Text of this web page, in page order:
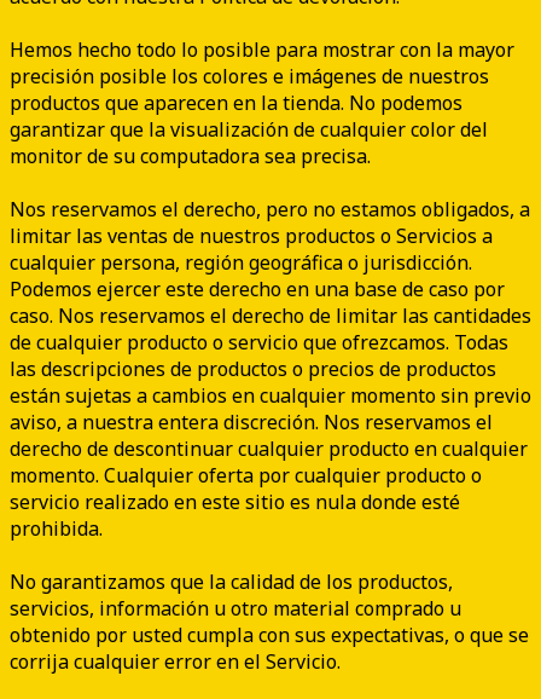
Hemos hecho todo lo posible para mostrar con la mayor
precisión posible los colores e imágenes de nuestros
productos que aparecen en la tienda. No podemos
garantizar que la visualización de cualquier color del
monitor de su computadora sea precisa.
Nos reservamos el derecho, pero no estamos obligados, a
limitar las ventas de nuestros productos o Servicios a
cualquier persona, región geográfica o jurisdicción.
Podemos ejercer este derecho en una base de caso por
caso. Nos reservamos el derecho de limitar las cantidades
de cualquier producto o servicio que ofrezcamos. Todas
las descripciones de productos o precios de productos
están sujetas a cambios en cualquier momento sin previo
aviso, a nuestra entera discreción. Nos reservamos el
derecho de descontinuar cualquier producto en cualquier
momento. Cualquier oferta por cualquier producto o
servicio realizado en este sitio es nula donde esté
prohibida.
No garantizamos que la calidad de los productos,
servicios, información u otro material comprado u
obtenido por usted cumpla con sus expectativas, o que se
corrija cualquier error en el Servicio.